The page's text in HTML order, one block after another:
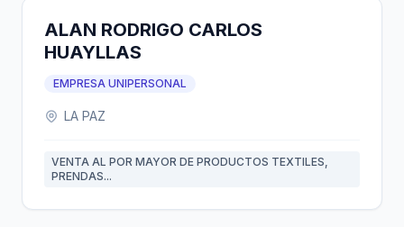
ALAN RODRIGO CARLOS
HUAYLLAS
EMPRESA UNIPERSONAL
LA PAZ
VENTA AL POR MAYOR DE PRODUCTOS TEXTILES,
PRENDAS...